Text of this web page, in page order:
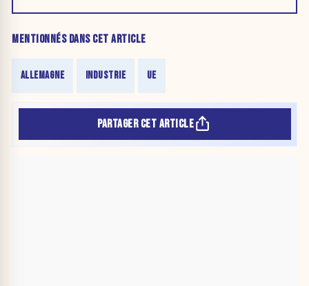
MENTIONNÉS DANS CET ARTICLE
ALLEMAGNE INDUSTRIE UE
PARTAGER CET ARTICLE